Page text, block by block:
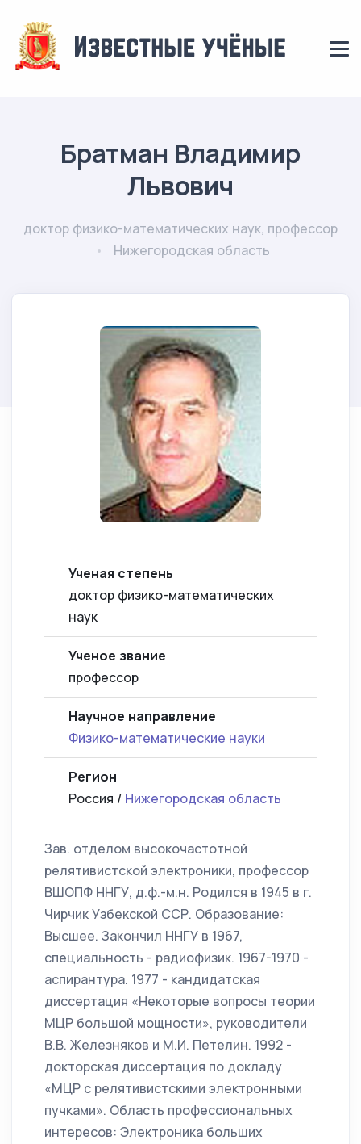
Братман Владимир
Львович
доктор физико-математических наук, профессор
Нижегородская область
Ученая степень
доктор физико-математических
наук
Ученое звание
профессор
Научное направление
Физико-математические науки
Регион
Россия / Нижегородская область
Зав. отделом высокочастотной
релятивистской электроники, профессор
ВШОПФ ННГУ, д.ф.-м.н. Родился в 1945 в г.
Чирчик Узбекской ССР. Образование:
Высшее. Закончил ННГУ в 1967,
специальность - радиофизик. 1967-1970 -
аспирантура. 1977 - кандидатская
диссертация «Некоторые вопросы теории
МЦР большой мощности», руководители
В.В. Железняков и М.И. Петелин. 1992 -
докторская диссертация по докладу
«МЦР с релятивистскими электронными
пучками». Область профессиональных
интересов: Электроника больших